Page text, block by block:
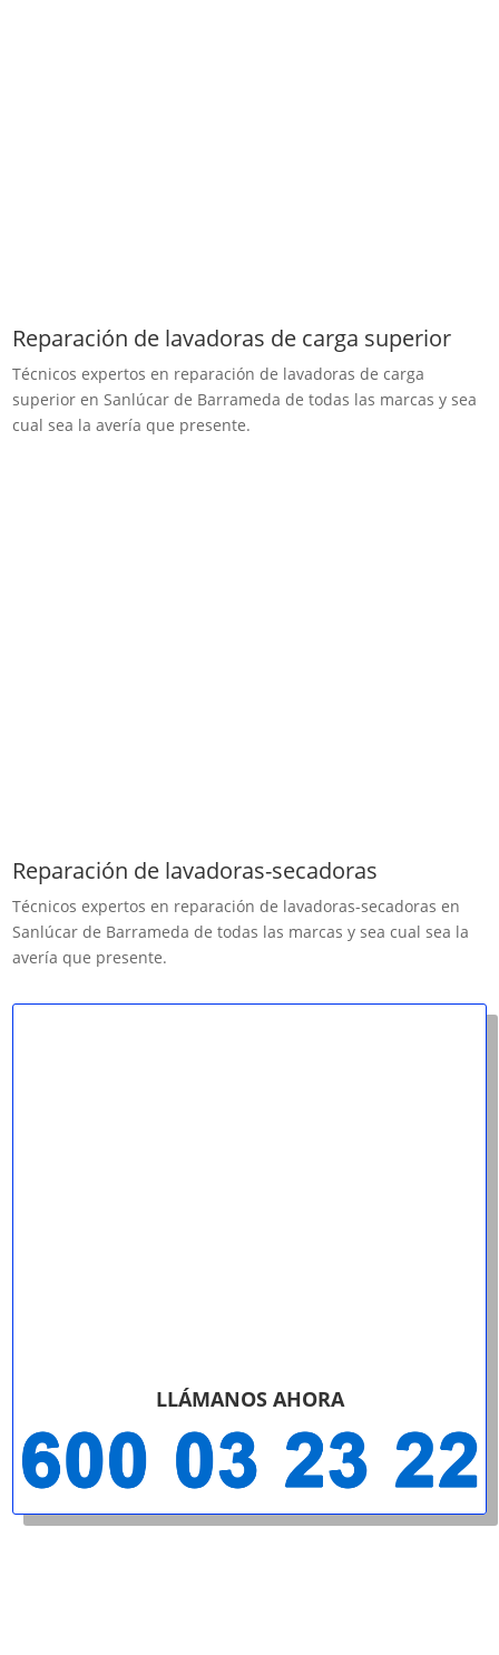
Reparación de lavadoras de carga superior
Técnicos expertos en reparación de lavadoras de carga
superior en Sanlúcar de Barrameda de todas las marcas y sea
cual sea la avería que presente.
Reparación de lavadoras-secadoras
Técnicos expertos en reparación de ​lavadoras-secadoras en
Sanlúcar de Barrameda de todas las marcas y sea cual sea la
avería que presente.
LLÁMANOS AHORA